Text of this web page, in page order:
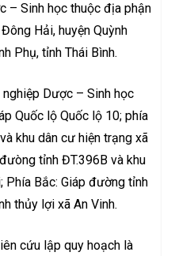
– Sinh học thuộc địa phận
Hải, huyện Quỳnh
Phụ, tỉnh Thái Bình.
Dược – Sinh học
Quốc lộ Quốc lộ 10; phía
khu dân cư hiện trạng xã
tỉnh ĐT.396B và khu
Phía Bắc: Giáp đường tỉnh
thủy lợi xã An Vinh.
cứu lập quy hoạch là